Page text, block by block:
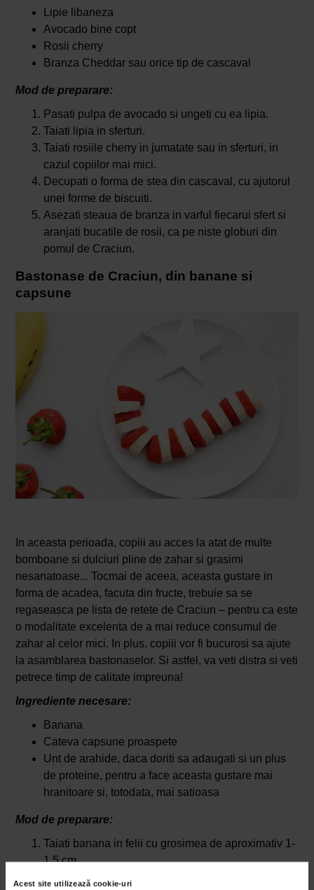
Acest site utilizează cookie-uri
Lipie libaneza
Avocado bine copt
Rosii cherry
Branza Cheddar sau orice tip de cascaval
Mod de preparare:
Pasati pulpa de avocado si ungeti cu ea lipia.
Taiati lipia in sferturi.
Taiati rosiile cherry in jumatate sau in sferturi, in
cazul copiilor mai mici.
Decupati o forma de stea din cascaval, cu ajutorul
unei forme de biscuiti.
Asezati steaua de branza in varful fiecarui sfert si
aranjati bucatile de rosii, ca pe niste globuri din
pomul de Craciun.
Bastonase de Craciun, din banane si
capsune
In aceasta perioada, copiii au acces la atat de multe
bomboane si dulciuri pline de zahar si grasimi
nesanatoase... Tocmai de aceea, aceasta gustare in
forma de acadea, facuta din fructe, trebuie sa se
regaseasca pe lista de retete de Craciun – pentru ca este
o modalitate excelenta de a mai reduce consumul de
zahar al celor mici. In plus, copiii vor fi bucurosi sa ajute
la asamblarea bastonaselor. Si astfel, va veti distra si veti
petrece timp de calitate impreuna!
Ingrediente necesare:
Banana
Cateva capsune proaspete
Unt de arahide, daca doriti sa adaugati si un plus
de proteine, pentru a face aceasta gustare mai
hranitoare si, totodata, mai satioasa
Mod de preparare:
Taiati banana in felii cu grosimea de aproximativ 1-
1,5 cm.
Taiati capsunile in felii de aceeasi grosime. Ideal ar